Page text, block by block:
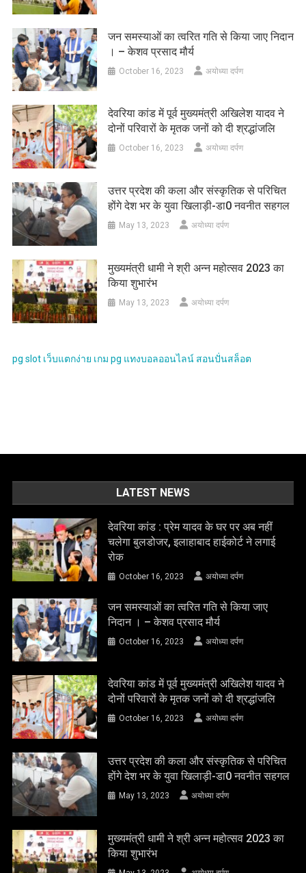
जन समस्याओं का त्वरित गति से किया जाए निदान
। – केशव प्रसाद मौर्य
October 16, 2023 अयोध्या दर्पण
देवरिया कांड में पूर्व मुख्यमंत्री अखिलेश यादव ने
दोनों परिवारों के मृतक जनों को दी श्रद्धांजलि
October 16, 2023 अयोध्या दर्पण
उत्तर प्रदेश की कला और संस्कृतिक से परिचित
होंगे देश भर के युवा खिलाड़ी-डा0 नवनीत सहगल
May 13, 2023 अयोध्या दर्पण
मुख्यमंत्री धामी ने श्री अन्न महोत्सव 2023 का
किया शुभारंभ
May 13, 2023 अयोध्या दर्पण
pg slot เว็บแตกง่าย เกม pg แทงบอลออนไลน์ สอนปั่นสล็อต
LATEST NEWS
देवरिया कांड : प्रेम यादव के घर पर अब नहीं
चलेगा बुलडोजर, इलाहाबाद हाईकोर्ट ने लगाई
रोक
October 16, 2023 अयोध्या दर्पण
जन समस्याओं का त्वरित गति से किया जाए
निदान । – केशव प्रसाद मौर्य
October 16, 2023 अयोध्या दर्पण
देवरिया कांड में पूर्व मुख्यमंत्री अखिलेश यादव ने
दोनों परिवारों के मृतक जनों को दी श्रद्धांजलि
October 16, 2023 अयोध्या दर्पण
उत्तर प्रदेश की कला और संस्कृतिक से परिचित
होंगे देश भर के युवा खिलाड़ी-डा0 नवनीत सहगल
May 13, 2023 अयोध्या दर्पण
मुख्यमंत्री धामी ने श्री अन्न महोत्सव 2023 का
किया शुभारंभ